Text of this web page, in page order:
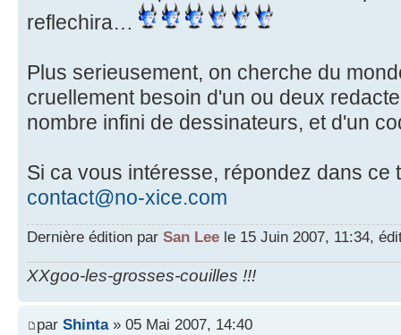
reflechira…
Plus serieusement, on cherche du
cruellement besoin d'un ou deux
nombre infini de dessinateurs, et d'un
Si ca vous intéresse, répondez dans ce
contact@no-xice.com
Dernière édition par San Lee le 15 Juin 2007, 11:34,
XXgoo-les-grosses-couilles !!!
par Shinta» 05 Mai 2007, 14:40